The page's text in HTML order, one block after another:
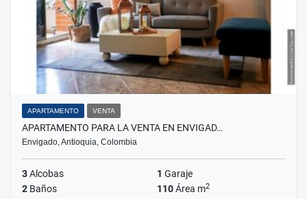
APARTAMENTO VENTA
APARTAMENTO PARA LA VENTA EN ENVIGAD…
Envigado, Antioquia, Colombia
3Alcobas 1 Garaje
2 Baños 110Área m2